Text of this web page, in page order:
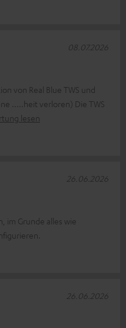
von Real Blue TWS und
.....heit verloren) Die TWS
lesen
08.07.2026
im Grunde alles wie
26.06.2026
26.06.2026